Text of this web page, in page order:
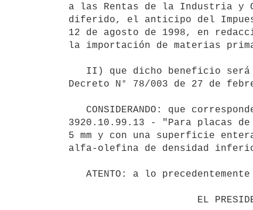
a las Rentas de la Industria y
diferido, el anticipo del
12 de agosto de 1998, en
la importación de materias
Decreto N° 78/003 de 27 de
3920.10.99.13 - "Para placas
5 mm y con una superficie
alfa-olefina de densidad